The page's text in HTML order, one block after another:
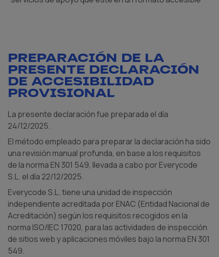
PREPARACIÓN DE LA
PRESENTE DECLARACIÓN
DE ACCESIBILIDAD
PROVISIONAL
La presente declaración fue preparada el día
24/12/2025.
El método empleado para preparar la declaración ha sido
una revisión manual profunda, en base a los requisitos
de la norma EN 301 549, llevada a cabo por Everycode
S.L. el día 22/12/2025.
Everycode S.L. tiene una unidad de inspección
independiente acreditada por ENAC (Entidad Nacional de
Acreditación) según los requisitos recogidos en la
norma ISO/IEC 17020, para las actividades de inspección
de sitios web y aplicaciones móviles bajo la norma EN 301
549.